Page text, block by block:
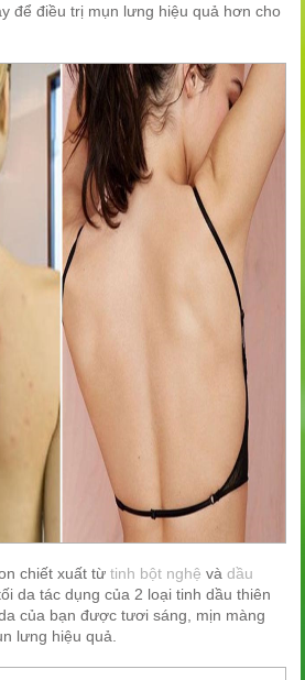
để điều trị mụn lưng hiệu quả hơn cho
chiết xuất từ tinh bột nghệ vàdầu
da tác dụng của 2 loại tinh dầu thiên
của bạn được tươi sáng, mịn màng
lưng hiệu quả.